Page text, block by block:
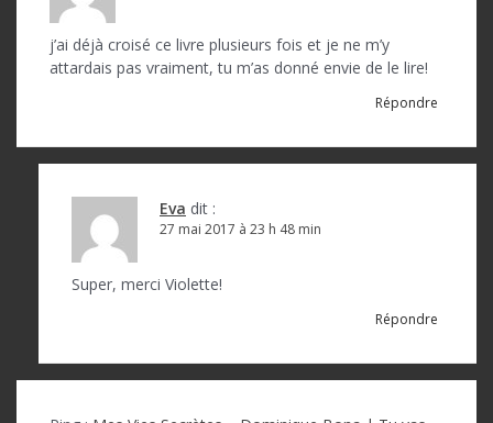
j’ai déjà croisé ce livre plusieurs fois et je ne m’y
attardais pas vraiment, tu m’as donné envie de le lire!
Répondre
Eva dit :
27 mai 2017 à 23 h 48 min
Super, merci Violette!
Répondre